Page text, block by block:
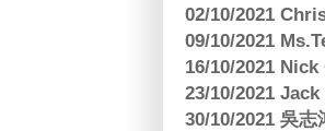
02/10/2021
09/10/2021
16/10/2021
23/10/2021
30/10/2021 吳